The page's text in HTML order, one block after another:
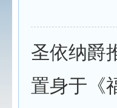
圣依纳爵
置身于《